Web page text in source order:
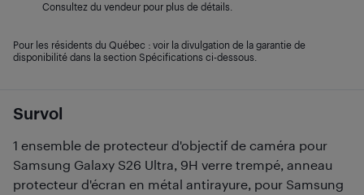
Survol
1 ensemble de protecteur d'objectif de caméra pour
Samsung Galaxy S26 Ultra, 9H verre trempé, anneau
protecteur d'écran en métal antirayure, pour Samsung
Consultez du vendeur pour plus de détails.
Pour les résidents du Québec : voir la divulgation de la garantie de
disponibilité dans la section Spécifications ci-dessous.